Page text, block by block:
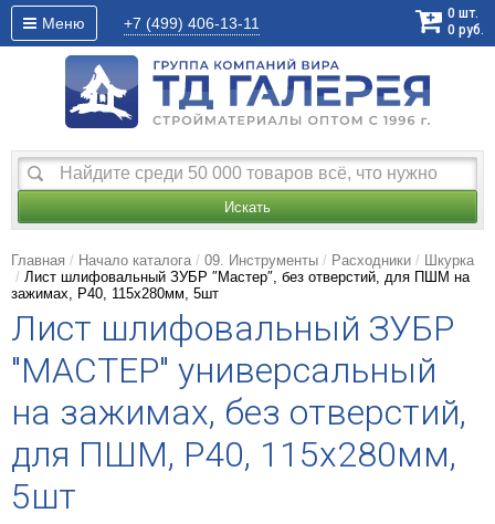
Меню +7 (499) 406-13-11
0 шт.
0 руб.
Искать
Главная Начало каталога 09. Инструменты Расходники
Шкурка
Лист шлифовальный ЗУБР ″Мастер″, без отверстий, для ПШМ на
зажимах, Р40, 115х280мм, 5шт
Лист шлифовальный ЗУБР
"МАСТЕР" универсальный
на зажимах, без отверстий,
для ПШМ, Р40, 115х280мм,
5шт